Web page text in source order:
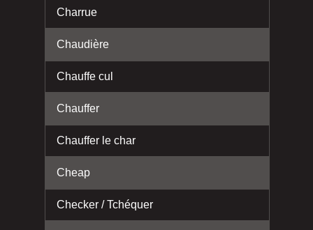
Charrue
Chaudière
Chauffe cul
Chauffer
Chauffer le char
Cheap
Checker / Tchéquer